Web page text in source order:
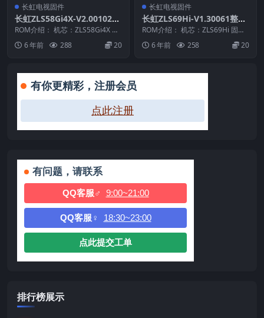
长虹电视固件
长虹ZLS58Gi4X-V2.00102整
机原厂刷机固件下载
ROM介绍： 机芯：ZLS58Gi4X 固
件版本：V2.00102 适用机型：
请...6 年前 288 20
长虹电视固件
长虹ZLS69Hi-V1.30061整机
原厂刷机固件下载
ROM介绍： 机芯：ZLS69Hi 固件
版本：V1.30061 适用机型：55
Q...6 年前 258 20
有你更精彩，注册会员
点此注册
有问题，请联系
QQ客服♂ 9:00~21:00
QQ客服♀ 18:30~23:00
点此提交工单
排行榜展示